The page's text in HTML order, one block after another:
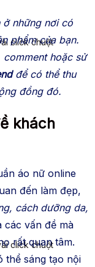
click chuột
click chuột
ở những nơi có
phẩm của bạn.
comment hoặc sử
để có thể thu
đồng đó.
khách
áo nữ online
đến làm đẹp,
cách dưỡng da,
các vấn đề mà
rất quan tâm.
thể sáng tạo nội